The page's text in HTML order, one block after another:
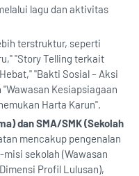
lagu dan aktivitas
terstruktur, seperti
"Story Telling terkait
"Bakti Sosial – Aksi
Kesiapsiagaan
Harta Karun".
dan SMA/SMK (Sekolah
mencakup pengenalan
sekolah (Wawasan
Profil Lulusan),